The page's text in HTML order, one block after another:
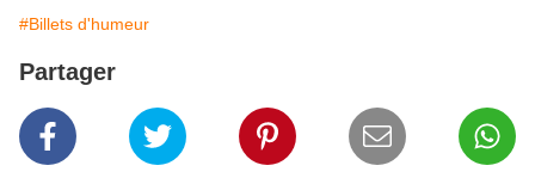
#Billets d'humeur
Partager